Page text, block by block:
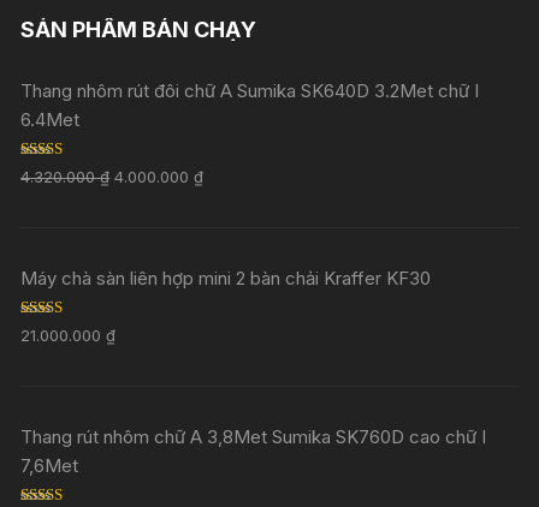
SẢN PHẨM BÁN CHẠY
Thang nhôm rút đôi chữ A Sumika SK640D 3.2Met chữ I
6.4Met
Rated 5.00
out of 5
4.320.000₫ 4.000.000₫
Máy chà sàn liên hợp mini 2 bàn chải Kraffer KF30
Rated5.00
out of 5
21.000.000₫
Thang rút nhôm chữ A 3,8Met Sumika SK760D cao chữ I
7,6Met